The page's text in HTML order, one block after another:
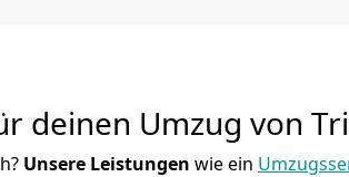
deinen Umzug von
Unsere Leistungen wie ein